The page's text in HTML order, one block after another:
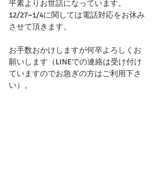
平素よりお世話になっています。
12/27~1/4に関しては電話対応をお休み
させて頂きます。
お手数おかけしますが何卒よろしくお
願いします（LINEでの連絡は受け付け
ていますのでお急ぎの方はご利用下さ
い）。